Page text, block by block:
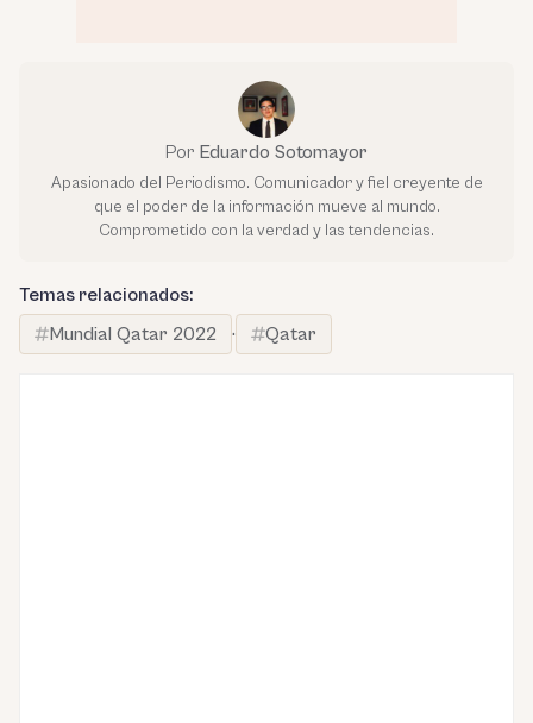
Por Eduardo Sotomayor
Apasionado del Periodismo. Comunicador y fiel creyente de
que el poder de la información mueve al mundo.
Comprometido con la verdad y las tendencias.
Temas relacionados:
Mundial Qatar 2022
· Qatar